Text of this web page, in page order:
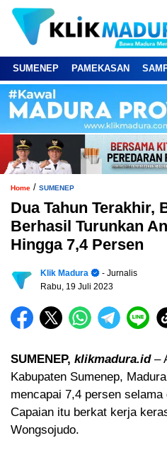
SUMENEP PAMEKASAN
Home / SUMENEP
Dua Tahun Terakhir,
Berhasil Turunkan
Hingga 7,4 Persen
Klik Madura
- Jurnalis
Rabu, 19 Juli 2023
SUMENEP, klikmadura.id–
Kabupaten Sumenep,
mencapai 7,4 persen
Capaian itu berkat kerja
Wongsojudo.